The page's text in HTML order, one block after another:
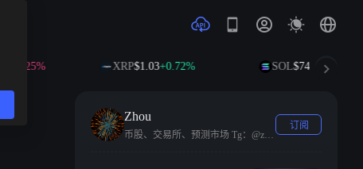
XRP$1.03+0.72% SOL$74.12+2.06%
Zhou
币股、交易所、预测市场 Tg：@zhoui1111
订阅